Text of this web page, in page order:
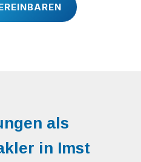
als
in Imst